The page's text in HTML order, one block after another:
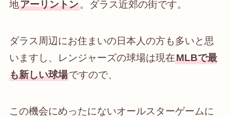
地アーリントン。ダラス近郊の街です。
ダラス周辺にお住まいの日本人の方も多いと思
いますし、レンジャーズの球場は現在MLBで最
も新しい球場ですので、
この機会にめったにないオールスターゲームに